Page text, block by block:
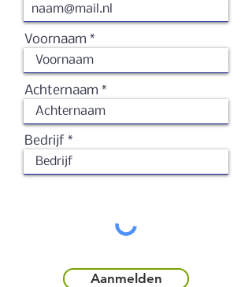
Voornaam
Achternaam
Bedrijf
Aanmelden